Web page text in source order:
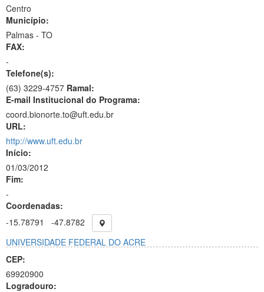
Centro
Município:
Palmas - TO
FAX:
-
Telefone(s):
(63) 3229-4757 Ramal:
E-mail Institucional do Programa:
coord.bionorte.to@uft.edu.br
URL:
http://www.uft.edu.br
Início:
01/03/2012
Fim:
-
Coordenadas:
-15.78791
-47.8782
UNIVERSIDADE FEDERAL DO ACRE
CEP:
69920900
Logradouro: